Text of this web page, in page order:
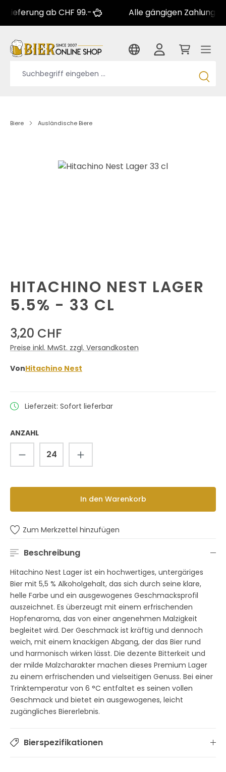
ab CHF 99.- Alle gängigen Zahlungsarten
Biere Ausländische Biere
HITACHINO NEST LAGER
5.5% - 33 CL
3,20 CHF
Preise inkl. MwSt. zzgl. Versandkosten
VonHitachino Nest
Lieferzeit: Sofort lieferbar
ANZAHL
Produkt Anzahl: Gib den
In den Warenkorb
Zum Merkzettel hinzufügen
Beschreibung
Hitachino Nest Lager ist ein hochwertiges, untergäriges
Bier mit 5,5 % Alkoholgehalt, das sich durch seine klare,
helle Farbe und ein ausgewogenes Geschmacksprofil
auszeichnet. Es überzeugt mit einem erfrischenden
Hopfenaroma, das von einer angenehmen Malzigkeit
begleitet wird. Der Geschmack ist kräftig und dennoch
weich, mit einem knackigen Abgang, der das Bier rund
und harmonisch wirken lässt. Die dezente Bitterkeit und
der milde Malzcharakter machen dieses Premium Lager
zu einem erfrischenden und vielseitigen Genuss. Bei einer
Trinktemperatur von 6 °C entfaltet es seinen vollen
Geschmack und bietet ein ausgewogenes, leicht
zugängliches Biererlebnis.
Bierspezifikationen